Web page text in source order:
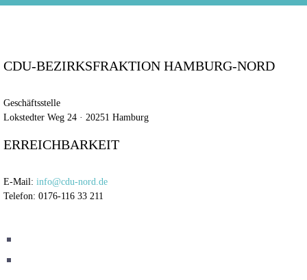
CDU-BEZIRKSFRAKTION HAMBURG-NORD
Geschäftsstelle
Lokstedter Weg 24 · 20251 Hamburg
ERREICHBARKEIT
E-Mail: info@cdu-nord.de
Telefon: 0176-116 33 211